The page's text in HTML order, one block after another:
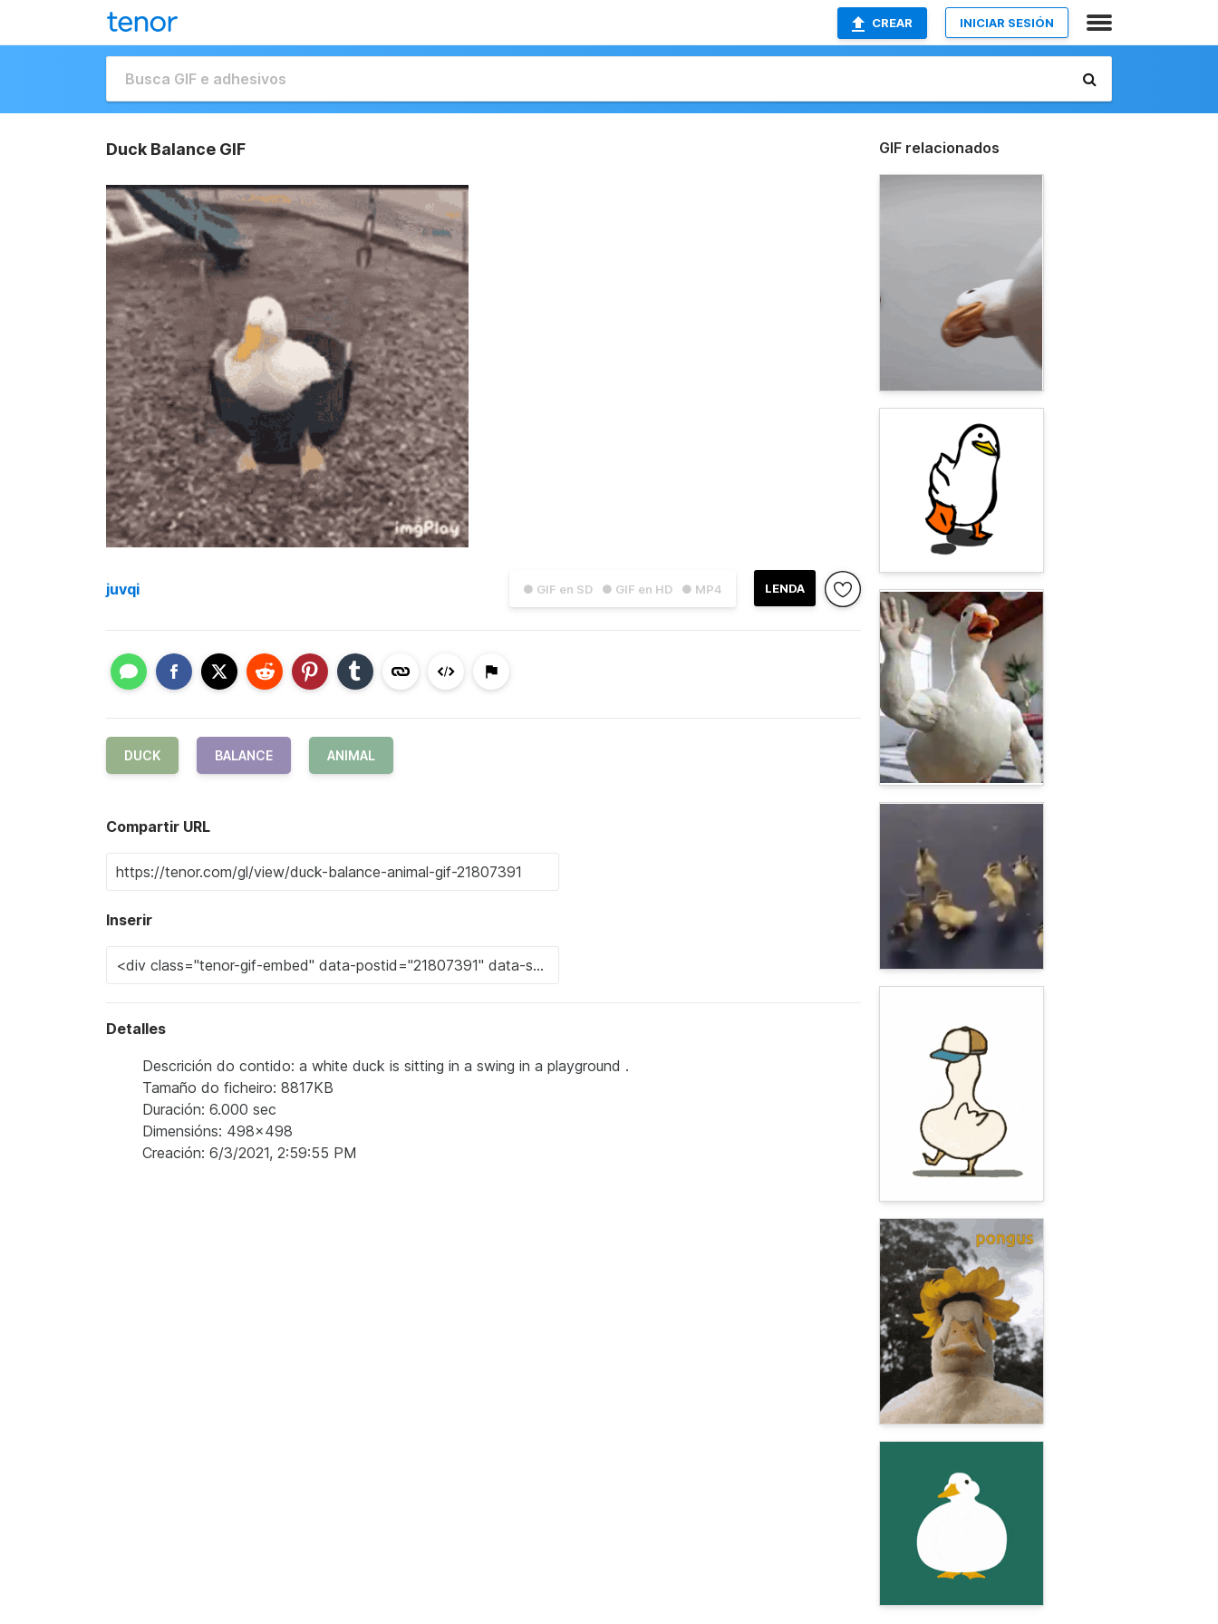
CREAR INICIAR SESIÓN
Duck Balance GIF
● GIF en SD ● GIF en HD ● MP4 LENDA
juvqi
DUCK BALANCE ANIMAL
Compartir URL
Inserir
Detalles
Descrición do contido: a white duck is sitting in a swing in a playground .
Tamaño do ficheiro: 8817KB
Duración: 6.000 sec
Dimensións: 498x498
Creación: 6/3/2021, 2:59:55 PM
GIF relacionados